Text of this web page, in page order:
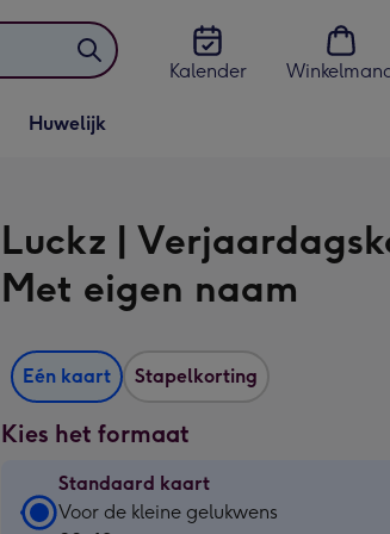
Kalender
Vervolgkeuzelijst
Huwelijk openen
Huwelijk
Luckz |
Met eigen naam
Eén kaart Stapelkorting
Kies het formaat
Standaard kaart
Standaard
Voor de kleine gelukwens